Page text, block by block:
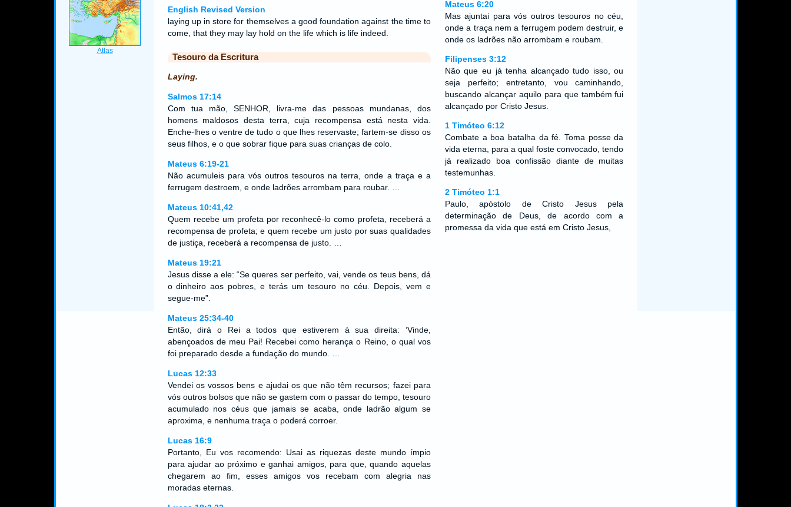
English Revised Version
laying up in store for themselves a good foundation against the time to
come, that they may lay hold on the life which is life indeed.
Tesouro da Escritura
Laying.
Salmos 17:14
Com tua mão, SENHOR, livra-me das pessoas mundanas, dos
homens maldosos desta terra, cuja recompensa está nesta vida.
Enche-lhes o ventre de tudo o que lhes reservaste; fartem-se disso os
seus filhos, e o que sobrar fique para suas crianças de colo.
Mateus 6:19-21
Não acumuleis para vós outros tesouros na terra, onde a traça e a
ferrugem destroem, e onde ladrões arrombam para roubar. …
Mateus 10:41,42
Quem recebe um profeta por reconhecê-lo como profeta, receberá a
recompensa de profeta; e quem recebe um justo por suas qualidades
de justiça, receberá a recompensa de justo. …
Mateus 19:21
Jesus disse a ele: “Se queres ser perfeito, vai, vende os teus bens, dá
o dinheiro aos pobres, e terás um tesouro no céu. Depois, vem e
segue-me”.
Mateus 25:34-40
Então, dirá o Rei a todos que estiverem à sua direita: ‘Vinde,
abençoados de meu Pai! Recebei como herança o Reino, o qual vos
foi preparado desde a fundação do mundo. …
Lucas 12:33
Vendei os vossos bens e ajudai os que não têm recursos; fazei para
vós outros bolsos que não se gastem com o passar do tempo, tesouro
acumulado nos céus que jamais se acaba, onde ladrão algum se
aproxima, e nenhuma traça o poderá corroer.
Lucas 16:9
Portanto, Eu vos recomendo: Usai as riquezas deste mundo ímpio
para ajudar ao próximo e ganhai amigos, para que, quando aquelas
chegarem ao fim, esses amigos vos recebam com alegria nas
moradas eternas.
Mateus 6:20
Mas ajuntai para vós outros tesouros no céu,
onde a traça nem a ferrugem podem destruir, e
onde os ladrões não arrombam e roubam.
Filipenses 3:12
Não que eu já tenha alcançado tudo isso, ou
seja perfeito; entretanto, vou caminhando,
buscando alcançar aquilo para que também fui
alcançado por Cristo Jesus.
1 Timóteo 6:12
Combate a boa batalha da fé. Toma posse da
vida eterna, para a qual foste convocado, tendo
já realizado boa confissão diante de muitas
testemunhas.
2 Timóteo 1:1
Paulo, apóstolo de Cristo Jesus pela
determinação de Deus, de acordo com a
promessa da vida que está em Cristo Jesus,